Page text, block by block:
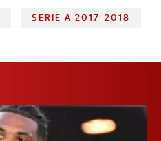
SERIE A 2017-2018